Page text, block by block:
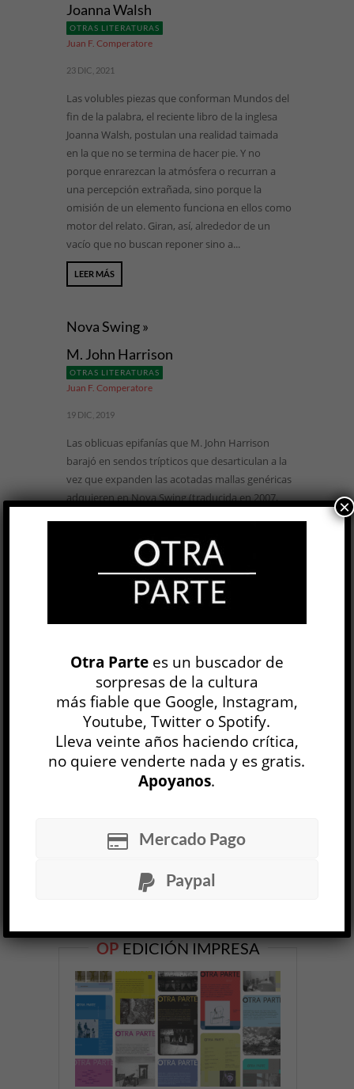
Joanna Walsh
OTRAS LITERATURAS
Juan F. Comperatore
23 DIC, 2021
Las volubles piezas que conforman Mundos del
fin de la palabra, el reciente libro de la inglesa
Joanna Walsh, postulan una realidad taimada
en la que no se termina de hacer pie. Y no
porque enrarezcan la atmósfera o recurran a
una percepción extrañada, sino porque la
omisión de un elemento funciona en ellos como
motor del relato. Giran, así, alrededor de un
vacío que no buscan reponer sino a...
LEER MÁS
Nova Swing »
M. John Harrison
OTRAS LITERATURAS
Juan F. Comperatore
19 DIC, 2019
Las oblicuas epifanías que M. John Harrison
barajó en sendos trípticos que desarticulan a la
vez que expanden las acotadas mallas genéricas
adquieren en Nova Swing (traducida en 2007,
del hojaldre cuántico de Luz al granuloso blanco
y negro del noir desastrado, no sólo hay una
variación lumínica, sino u...
BUSCAR
NEWSLETTER
OPEDICIÓN IMPRESA
Otra Partees un buscador de
sorpresas de la cultura
más fiable que Google, Instagram,
Youtube, Twitter o Spotify.
Lleva veinte años haciendo crítica,
no quiere venderte nada y es gratis.
Apoyanos.
Mercado Pago
Paypal
×